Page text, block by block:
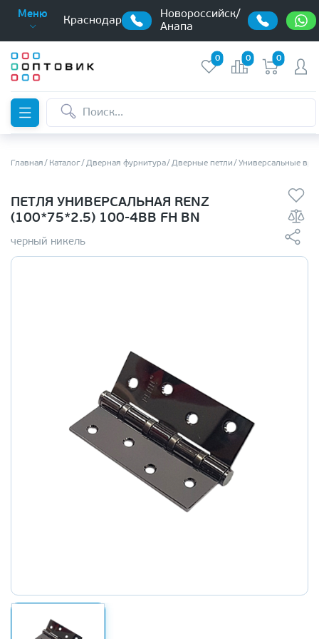
Меню
Краснодар
Новороссийск/
Анапа
0 0 0
Главная Каталог Дверная фурнитура Дверные петли Универсальные
ПЕТЛЯ УНИВЕРСАЛЬНАЯ RENZ
(100*75*2.5) 100-4BB FH BN
черный никель